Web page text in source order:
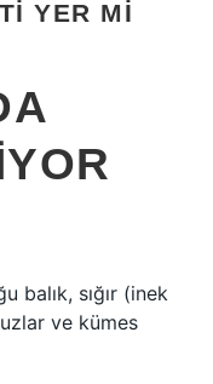
YER MI
balık, sığır (inek
ve kümes